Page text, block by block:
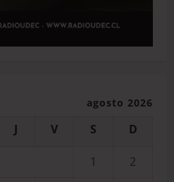
agosto 2026
J V S D
1 2